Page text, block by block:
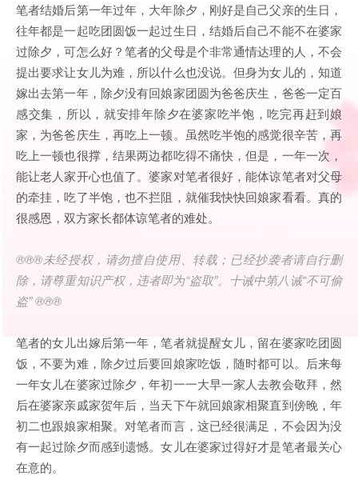
笔者结婚后第一年过年，大年除夕，刚好是自己父亲的生日，
往年都是一起吃团圆饭一起过生日，结婚后自己不能不在婆家
过除夕，可怎么好？笔者的父母是个非常通情达理的人，不会
提出要求让女儿为难，所以什么也没说。但身为女儿的，知道
嫁出去第一年，除夕没有回娘家团圆为爸爸庆生，爸爸一定百
感交集，所以，就安排年除夕在婆家吃半饱，吃完再赶到娘
家，为爸爸庆生，再吃上一顿。虽然吃半饱的感觉很辛苦，再
吃上一顿也很撑，结果两边都吃得不痛快，但是，一年一次，
能让老人家开心也值了。婆家对笔者很好，能体谅笔者对父母
的牵挂，吃了半饱，也不拦阻，就催我快快回娘家看看。真的
很感恩，双方家长都体谅笔者的难处。
®®®未经授权，请勿擅自使用、转载；已经抄袭者请自行删
除，请尊重知识产权，违者即为“盗取”。十诫中第八诫“不可偷
盗” ®®®
笔者的女儿出嫁后第一年，笔者就提醒女儿，留在婆家吃团圆
饭，不要为难，除夕过后要回娘家吃饭，随时都可以。后来每
一年女儿在婆家过除夕，年初一一大早一家人去教会敬拜，然
后在婆家亲戚家贺年后，当天下午就回娘家相聚直到傍晚，年
初二也跟娘家相聚。对笔者而言，这已经很满足，不会因为没
有一起过除夕而感到遗憾。女儿在婆家过得好才是笔者最关心
在意的。